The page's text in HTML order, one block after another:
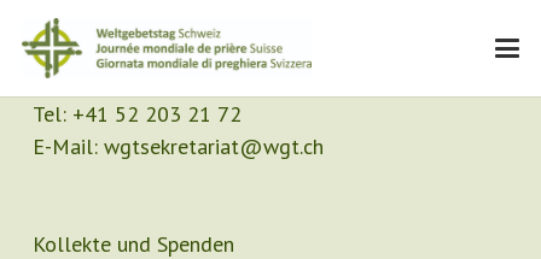
Kontakt
Sekretariat
Tel: +41 52 203 21 72
E-Mail: wgtsekretariat@wgt.ch
Kollekte und Spenden